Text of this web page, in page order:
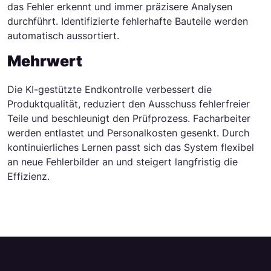
das Fehler erkennt und immer präzisere Analysen
durchführt. Identifizierte fehlerhafte Bauteile werden
automatisch aussortiert.
Mehrwert
Die KI-gestützte Endkontrolle verbessert die
Produktqualität, reduziert den Ausschuss fehlerfreier
Teile und beschleunigt den Prüfprozess. Facharbeiter
werden entlastet und Personalkosten gesenkt. Durch
kontinuierliches Lernen passt sich das System flexibel
an neue Fehlerbilder an und steigert langfristig die
Effizienz.